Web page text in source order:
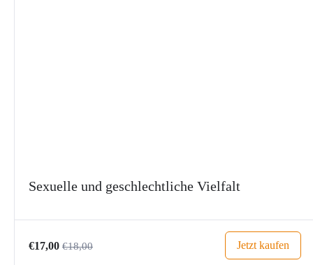
Sexuelle und geschlechtliche Vielfalt
€17,00 €18,00 Jetzt kaufen